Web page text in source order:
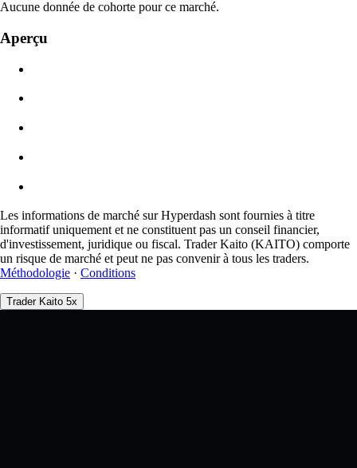
0.0450% / 0.0150%
Aucune donnée de cohorte pour ce marché.
Aperçu
Les informations de marché sur Hyperdash sont fournies à titre
informatif uniquement et ne constituent pas un conseil financier,
d'investissement, juridique ou fiscal. Trader Kaito (KAITO) comporte
un risque de marché et peut ne pas convenir à tous les traders.
Méthodologie · Conditions
Trader Kaito 5x